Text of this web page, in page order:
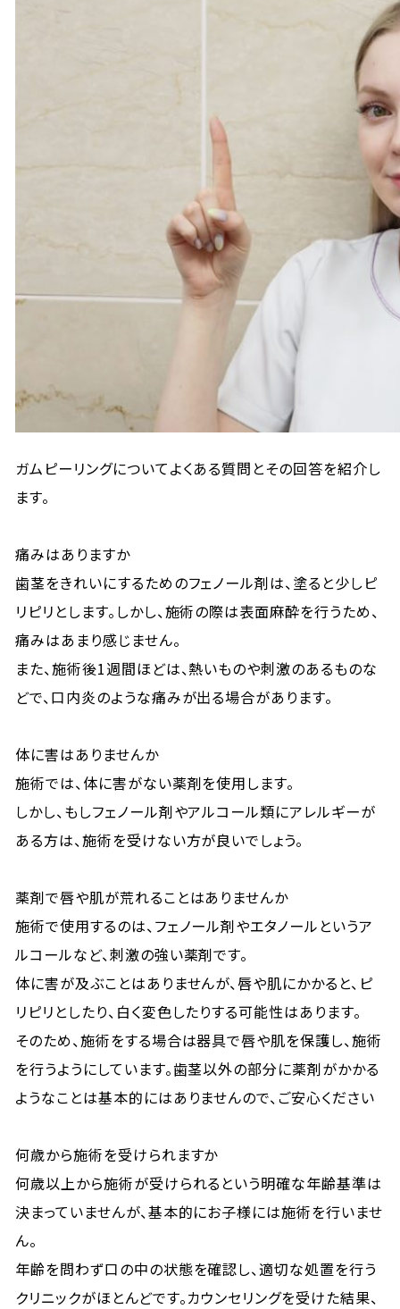
ガムピーリングについてよくある質問とその回答を紹介し
ます。
痛みはありますか
歯茎をきれいにするためのフェノール剤は、塗ると少しピ
リピリとします。しかし、施術の際は表面麻酔を行うため、
痛みはあまり感じません。
また、施術後1週間ほどは、熱いものや刺激のあるものな
どで、口内炎のような痛みが出る場合があります。
体に害はありませんか
施術では、体に害がない薬剤を使用します。
しかし、もしフェノール剤やアルコール類にアレルギーが
ある方は、施術を受けない方が良いでしょう。
薬剤で唇や肌が荒れることはありませんか
施術で使用するのは、フェノール剤やエタノールというア
ルコールなど、刺激の強い薬剤です。
体に害が及ぶことはありませんが、唇や肌にかかると、ピ
リピリとしたり、白く変色したりする可能性はあります。
そのため、施術をする場合は器具で唇や肌を保護し、施術
を行うようにしています。歯茎以外の部分に薬剤がかかる
ようなことは基本的にはありませんので、ご安心ください
何歳から施術を受けられますか
何歳以上から施術が受けられるという明確な年齢基準は
決まっていませんが、基本的にお子様には施術を行いませ
ん。
年齢を問わず口の中の状態を確認し、適切な処置を行う
クリニックがほとんどです。カウンセリングを受けた結果、